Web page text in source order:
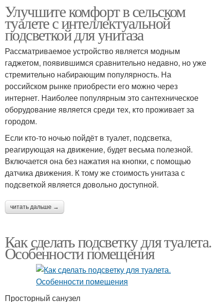
Улучшите комфорт в сельском
туалете с интеллектуальной
подсветкой для унитаза
Рассматриваемое устройство является модным
гаджетом, появившимся сравнительно недавно, но уже
стремительно набирающим популярность. На
российском рынке приобрести его можно через
интернет. Наиболее популярным это сантехническое
оборудование является среди тех, кто проживает за
городом.
Если кто-то ночью пойдёт в туалет, подсветка,
реагирующая на движение, будет весьма полезной.
Включается она без нажатия на кнопки, с помощью
датчика движения. К тому же стоимость унитаза с
подсветкой является довольно доступной.
читать дальше →
Как сделать подсветку для туалета.
Особенности помещения
Просторный санузел